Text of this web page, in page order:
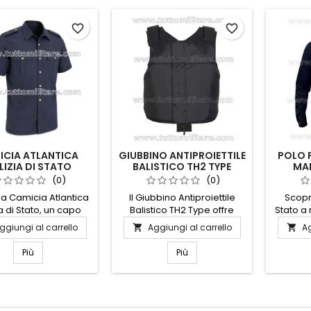
ATLANTICA
DI STATO
(0)
Camicia Atlantica
di Stato, un capo
che unisce
e funzionalità.
con materiali di
questa camicia
e resistenza,
al carrello
Più
favorite_border
GIUBBINO ANTIPROIETTILE
BALISTICO TH2 TYPE
(0)
Il Giubbino Antiproiettile
Balistico TH2 Type offre
protezione avanzata senza
compromettere il comfort.
Progettato per garantire
sicurezza in situazioni
critiche, questo giubbino
 Aggiungi al carrello
Più
favorite_border
POLO
Stato a
capo
unisce
alta
